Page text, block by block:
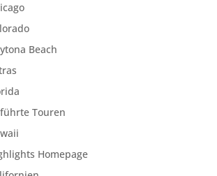
Beach
Touren
Homepage